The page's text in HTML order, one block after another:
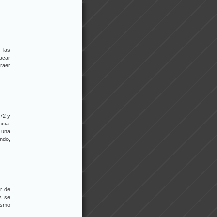
las
y
una
de
se